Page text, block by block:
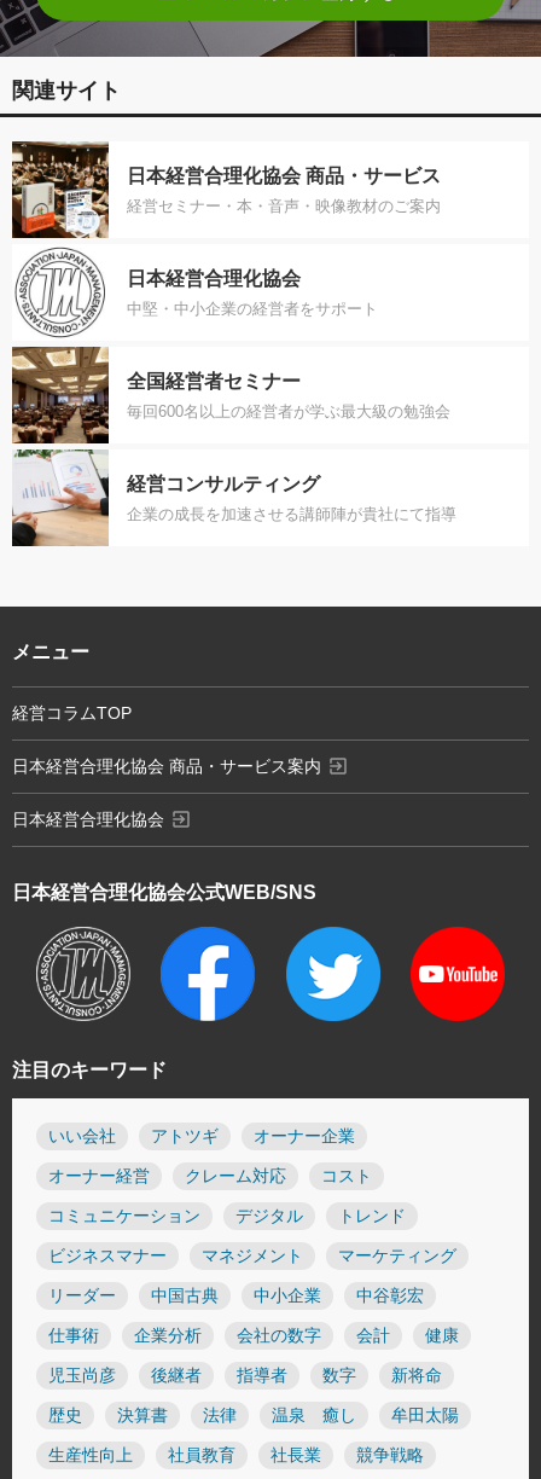
関連サイト
日本経営合理化協会 商品・サービス
経営セミナー・本・音声・映像教材のご案内
日本経営合理化協会
中堅・中小企業の経営者をサポート
全国経営者セミナー
毎回600名以上の経営者が学ぶ最大級の勉強会
経営コンサルティング
企業の成長を加速させる講師陣が貴社にて指導
注目のキーワード
いい会社 アトツギ オーナー企業
オーナー経営 クレーム対応 コスト
コミュニケーション デジタル トレンド
ビジネスマナー マネジメント マーケティング
リーダー 中国古典 中小企業 中谷彰宏
仕事術 企業分析 会社の数字 会計 健康
児玉尚彦 後継者 指導者 数字 新将命
歴史 決算書 法律 温泉 癒し 牟田太陽
生産性向上 社員教育 社長業 競争戦略
日本経営合理化協会公式WEB/SNS
メニュー
経営コラムTOP
日本経営合理化協会 商品・サービス案内 exit_to_app
日本経営合理化協会 exit_to_app